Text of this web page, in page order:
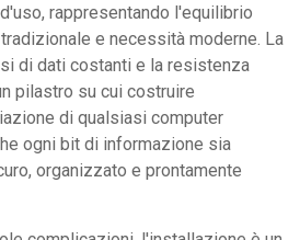
rappresentando l'equilibrio
e necessità moderne. La
di dati costanti e la resistenza
pilastro su cui costruire
di qualsiasi computer
ogni bit di informazione sia
organizzato e prontamente